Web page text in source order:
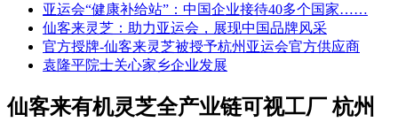
亚运会“健康补给站”：中国企业接待40多个国家……
仙客来灵芝：助力亚运会，展现中国品牌风采
官方授牌-仙客来灵芝被授予杭州亚运会官方供应商
袁隆平院士关心家乡企业发展
仙客来有机灵芝全产业链可视工厂 杭州